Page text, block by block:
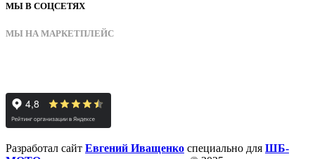
МЫ В СОЦСЕТЯХ
МЫ НА МАРКЕТПЛЕЙС
Разработал сайт Евгений Иващенко специально для ШБ-